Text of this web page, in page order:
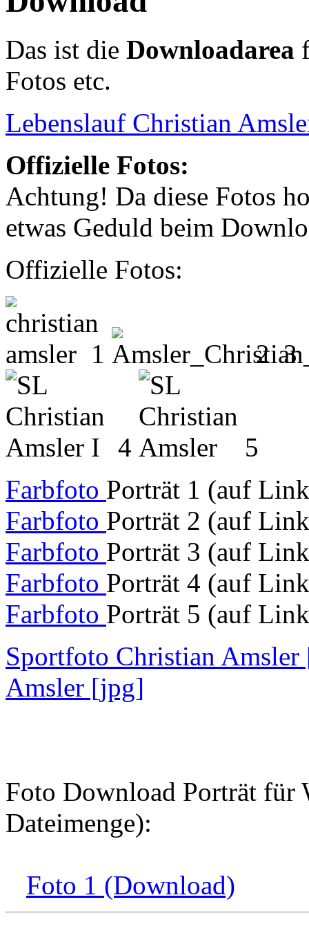
Das ist die Downloadarea
Fotos etc.
Lebenslauf Christian
Offizielle Fotos:
Achtung! Da diese Fotos
etwas Geduld beim
Offizielle Fotos:
1 23
4
5
Farbfoto Porträt 1 (auf
Farbfoto Porträt 2 (auf
Farbfoto Porträt 3 (auf
Farbfoto Porträt 4 (auf
Farbfoto Porträt 5 (auf
Sportfoto Christian
Amsler [jpg]
Foto Download Porträt für
Dateimenge):
Foto 1 (Download)